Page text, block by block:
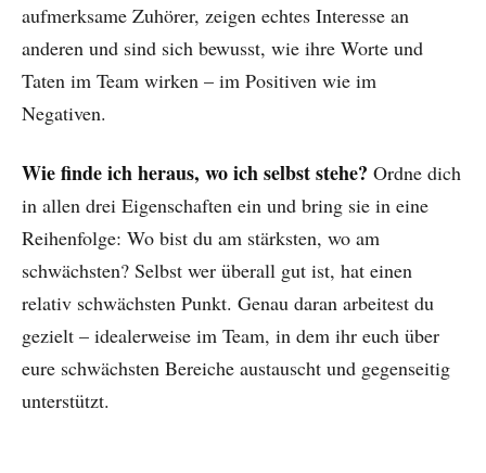
aufmerksame Zuhörer, zeigen echtes Interesse an
anderen und sind sich bewusst, wie ihre Worte und
Taten im Team wirken – im Positiven wie im
Negativen.
Wie finde ich heraus, wo ich selbst stehe? Ordne dich
in allen drei Eigenschaften ein und bring sie in eine
Reihenfolge: Wo bist du am stärksten, wo am
schwächsten? Selbst wer überall gut ist, hat einen
relativ schwächsten Punkt. Genau daran arbeitest du
gezielt – idealerweise im Team, in dem ihr euch über
eure schwächsten Bereiche austauscht und gegenseitig
unterstützt.